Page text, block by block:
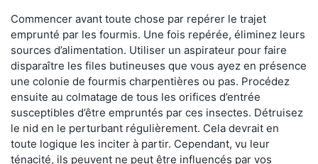
Commencer avant toute chose par repérer le trajet
emprunté par les fourmis. Une fois repérée, éliminez leurs
sources d’alimentation. Utiliser un aspirateur pour faire
disparaître les files butineuses que vous ayez en présence
une colonie de fourmis charpentières ou pas. Procédez
ensuite au colmatage de tous les orifices d’entrée
susceptibles d’être empruntés par ces insectes. Détruisez
le nid en le perturbant régulièrement. Cela devrait en
toute logique les inciter à partir. Cependant, vu leur
ténacité, ils peuvent ne peut être influencés par vos